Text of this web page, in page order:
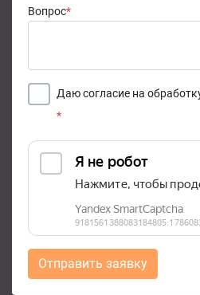
Вопрос*
Даю согласие на
*
Отправить заявку